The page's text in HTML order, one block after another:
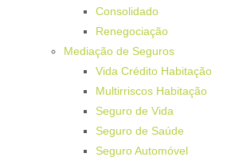
Consolidado
Renegociação
Mediação de Seguros
Vida Crédito Habitação
Multirriscos Habitação
Seguro de Vida
Seguro de Saúde
Seguro Automóvel